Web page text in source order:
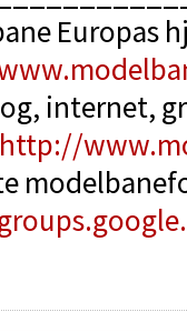
Europas
internet,
http://